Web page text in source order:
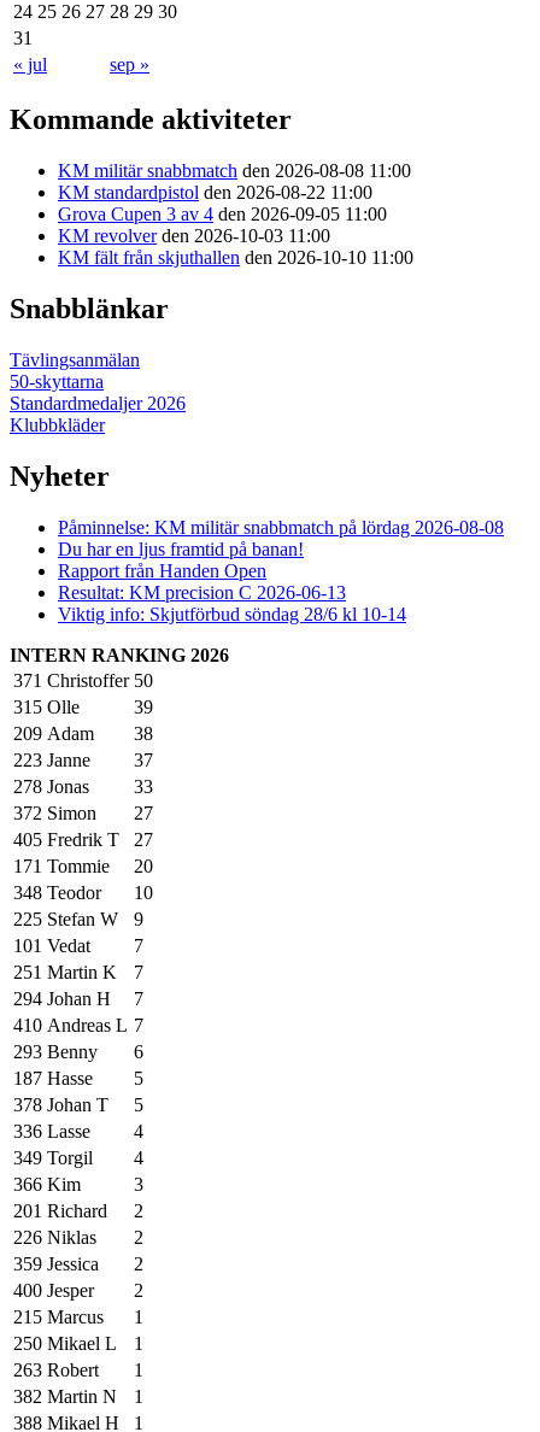
24 25 26 27 28 29 30
31
« jul
sep »
Kommande aktiviteter
KM militär snabbmatch den 2026-08-08 11:00
KM standardpistol den 2026-08-22 11:00
Grova Cupen 3 av 4 den 2026-09-05 11:00
KM revolverden 2026-10-03 11:00
KM fält från skjuthallen den 2026-10-10 11:00
Snabblänkar
Tävlingsanmälan
50-skyttarna
Standardmedaljer 2026
Klubbkläder
Nyheter
Påminnelse: KM militär snabbmatch på lördag 2026-08-08
Du har en ljus framtid på banan!
Rapport från Handen Open
Resultat: KM precision C 2026-06-13
Viktig info: Skjutförbud söndag 28/6 kl 10-14
INTERN RANKING 2026
371 Christoffer 50
315 Olle
39
209 Adam
38
223 Janne
37
278 Jonas
33
372 Simon
27
405 Fredrik T
27
171 Tommie
20
348 Teodor
10
225 Stefan W
9
101 Vedat
7
251 Martin K
7
294 Johan H
7
410 Andreas L 7
293 Benny
6
187 Hasse
5
378 Johan T
5
336 Lasse
4
349 Torgil
4
366 Kim
3
201 Richard
2
226 Niklas
2
359 Jessica
2
400 Jesper
2
215 Marcus
1
250 Mikael L
1
263 Robert
1
382 Martin N
1
388 Mikael H 1